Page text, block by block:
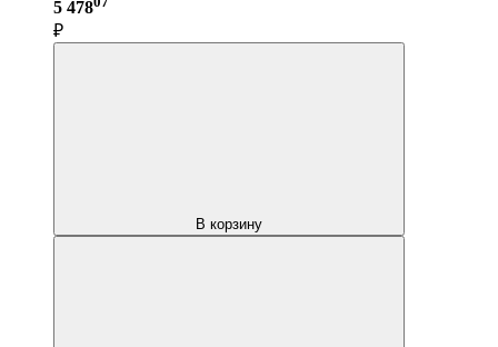
5 478
₽
В корзину